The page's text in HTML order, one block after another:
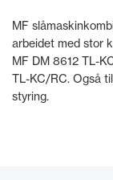
MF
arbeidet med stor
MF DM 8612 TL-
TL-KC/RC. Også
styring.